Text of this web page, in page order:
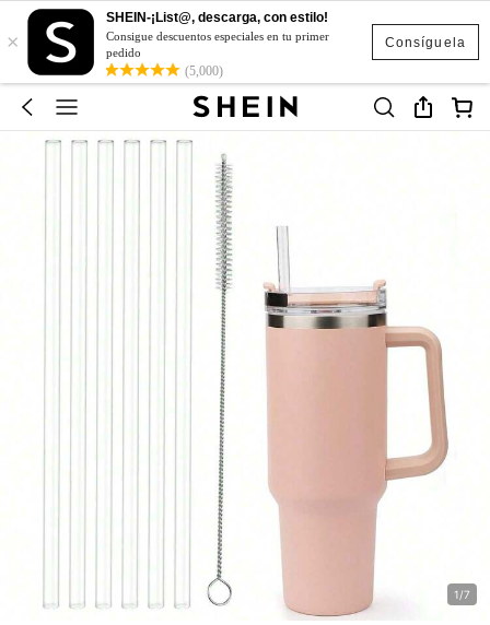
Consíguela
×
SHEIN-¡List@, descarga, con estilo!
Consigue descuentos especiales en tu primer
pedido
(5,000)
1/7